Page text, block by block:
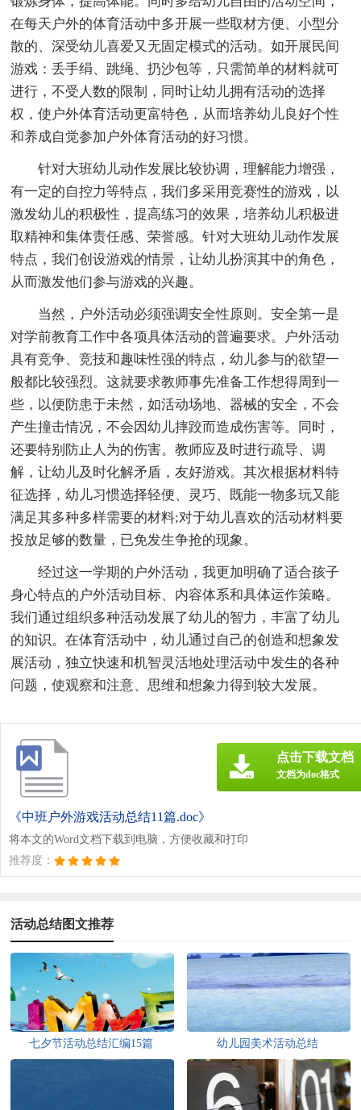
在每天户外的体育活动中多开展一些取材方便、小型分
散的、深受幼儿喜爱又无固定模式的活动。如开展民间
游戏：丢手绢、跳绳、扔沙包等，只需简单的材料就可
进行，不受人数的限制，同时让幼儿拥有活动的选择
权，使户外体育活动更富特色，从而培养幼儿良好个性
和养成自觉参加户外体育活动的好习惯。
针对大班幼儿动作发展比较协调，理解能力增强，
有一定的自控力等特点，我们多采用竞赛性的游戏，以
激发幼儿的积极性，提高练习的效果，培养幼儿积极进
取精神和集体责任感、荣誉感。针对大班幼儿动作发展
特点，我们创设游戏的情景，让幼儿扮演其中的角色，
从而激发他们参与游戏的兴趣。
当然，户外活动必须强调安全性原则。安全第一是
对学前教育工作中各项具体活动的普遍要求。户外活动
具有竞争、竞技和趣味性强的特点，幼儿参与的欲望一
般都比较强烈。这就要求教师事先准备工作想得周到一
些，以便防患于未然，如活动场地、器械的安全，不会
产生撞击情况，不会因幼儿摔跤而造成伤害等。同时，
还要特别防止人为的伤害。教师应及时进行疏导、调
解，让幼儿及时化解矛盾，友好游戏。其次根据材料特
征选择，幼儿习惯选择轻便、灵巧、既能一物多玩又能
满足其多种多样需要的材料;对于幼儿喜欢的活动材料要
投放足够的数量，已免发生争抢的现象。
经过这一学期的户外活动，我更加明确了适合孩子
身心特点的户外活动目标、内容体系和具体运作策略。
我们通过组织多种活动发展了幼儿的智力，丰富了幼儿
的知识。在体育活动中，幼儿通过自己的创造和想象发
展活动，独立快速和机智灵活地处理活动中发生的各种
问题，使观察和注意、思维和想象力得到较大发展。
《中班户外游戏活动总结11篇.doc》
将本文的Word文档下载到电脑，方便收藏和打印
推荐度：
点击下载文档
文档为doc格式
活动总结图文推荐
七夕节活动总结汇编15篇 幼儿园美术活动总结